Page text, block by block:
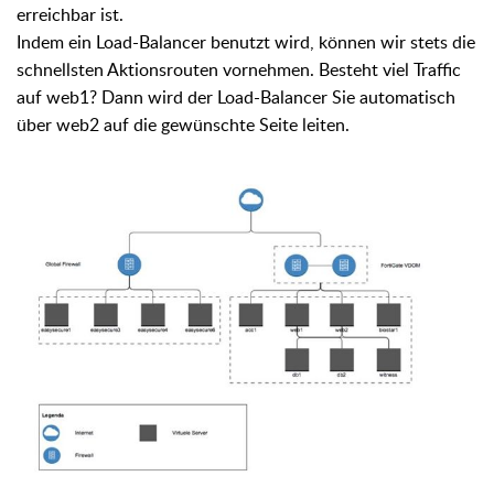
erreichbar ist.
Indem ein Load-Balancer benutzt wird, können wir stets die
schnellsten Aktionsrouten vornehmen. Besteht viel Traffic
auf web1? Dann wird der Load-Balancer Sie automatisch
über web2 auf die gewünschte Seite leiten.